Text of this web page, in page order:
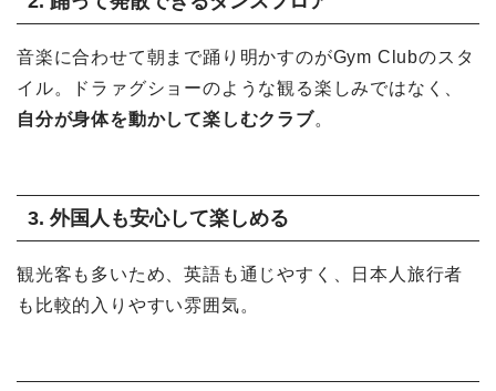
音楽に合わせて朝まで踊り明かすのがGym Clubのスタ
イル。ドラァグショーのような観る楽しみではなく、
自分が身体を動かして楽しむクラブ。
3. 外国人も安心して楽しめる
観光客も多いため、英語も通じやすく、日本人旅行者
も比較的入りやすい雰囲気。